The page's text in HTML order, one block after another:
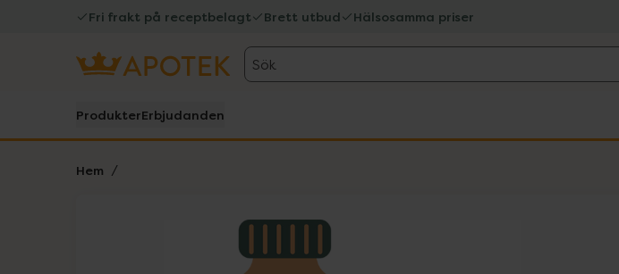
Fri frakt på receptbelagt Brett utbud Hälsosamma priser
Sök
ProdukterErbjudanden
Hem
Lista: . Innehåller 1 objekt.